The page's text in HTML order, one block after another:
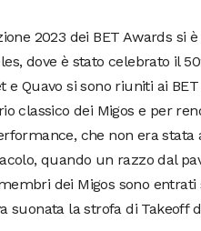
2023 dei BET Awards
dove è stato celebrato il
e Quavo si sono riuniti ai
classico dei Migos e per
che non era stata
quando un razzo dal
dei Migos sono
suonata la strofa di Takeoff